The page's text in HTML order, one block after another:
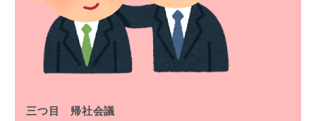
三つ目 帰社会議